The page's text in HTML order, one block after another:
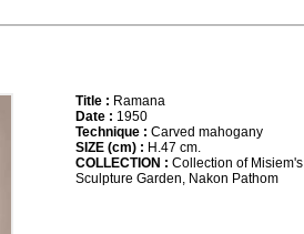
Title : Ramana
Date : 1950
Technique : Carved mahogany
SIZE (cm) : H.47 cm.
COLLECTION : Collection of Misiem's
Sculpture Garden, Nakon Pathom